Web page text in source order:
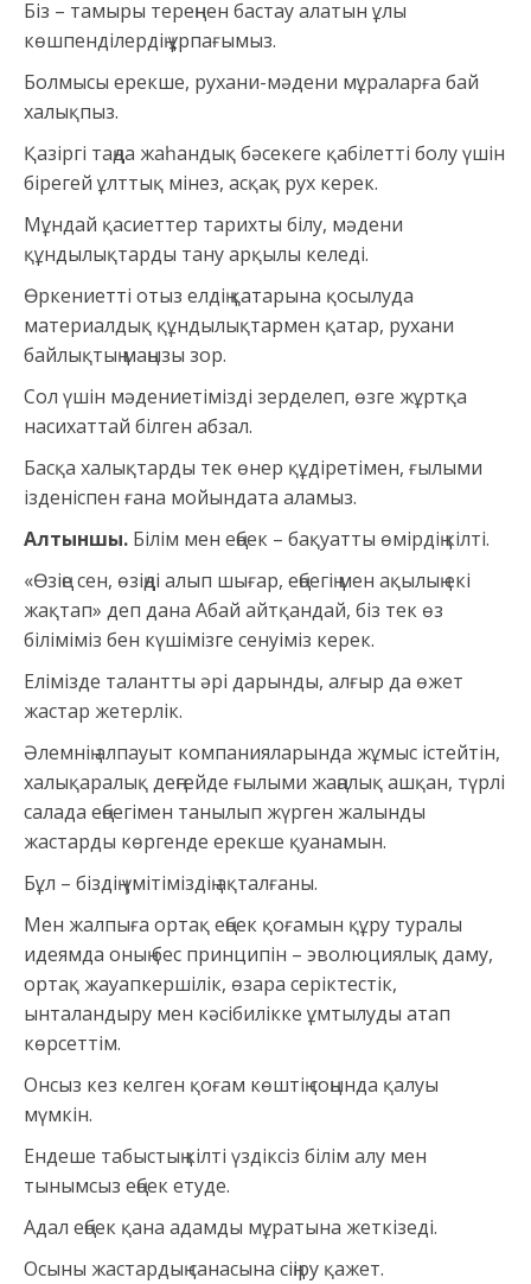
Біз – тамыры тереңнен бастау алатын ұлы
көшпенділердің ұрпағымыз.
Болмысы ерекше, рухани-мәдени мұраларға бай
халықпыз.
Қазіргі таңда жаһандық бәсекеге қабілетті болу үшін
бірегей ұлттық мінез, асқақ рух керек.
Мұндай қасиеттер тарихты білу, мәдени
құндылықтарды тану арқылы келеді.
Өркениетті отыз елдің қатарына қосылуда
материалдық құндылықтармен қатар, рухани
байлықтың маңызы зор.
Сол үшін мәдениетімізді зерделеп, өзге жұртқа
насихаттай білген абзал.
Басқа халықтарды тек өнер құдіретімен, ғылыми
ізденіспен ғана мойындата аламыз.
Алтыншы. Білім мен еңбек – бақуатты өмірдің кілті.
«Өзіңе сен, өзіңді алып шығар, еңбегің мен ақылың екі
жақтап» деп дана Абай айтқандай, біз тек өз
біліміміз бен күшімізге сенуіміз керек.
Елімізде талантты әрі дарынды, алғыр да өжет
жастар жетерлік.
Әлемнің алпауыт компанияларында жұмыс істейтін,
халықаралық деңгейде ғылыми жаңалық ашқан, түрлі
салада еңбегімен танылып жүрген жалынды
жастарды көргенде ерекше қуанамын.
Бұл – біздің үмітіміздің ақталғаны.
Мен жалпыға ортақ еңбек қоғамын құру туралы
идеямда оның бес принципін – эволюциялық даму,
ортақ жауапкершілік, өзара серіктестік,
ынталандыру мен кәсібилікке ұмтылуды атап
көрсеттім.
Онсыз кез келген қоғам көштің соңында қалуы
мүмкін.
Ендеше табыстың кілті үздіксіз білім алу мен
тынымсыз еңбек етуде.
Адал еңбек қана адамды мұратына жеткізеді.
Осыны жастардың санасына сіңіру қажет.